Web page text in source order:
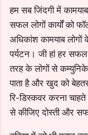
हम सब जिंदगी में
सफल लोगों कार्यों को
अधिकांश कामयाब
पर्यटन। जी हां हर
तरह के लोगों से
पाता है और खुद को
रि-डिस्कवर करना
से कीजिए दोस्ती और